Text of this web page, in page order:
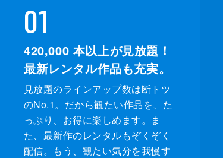
01
420,000 本以上が見放題！
最新レンタル作品も充実。
見放題のラインアップ数は断トツ
のNo.1。だから観たい作品を、た
っぷり、お得に楽しめます。ま
た、最新作のレンタルもぞくぞく
配信。もう、観たい気分を我慢す